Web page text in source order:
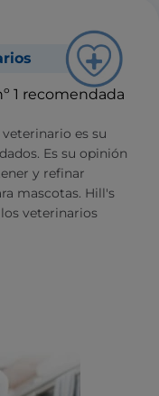
1 recomendada
es su
Es su opinión
y refinar
mascotas. Hill's
veterinarios